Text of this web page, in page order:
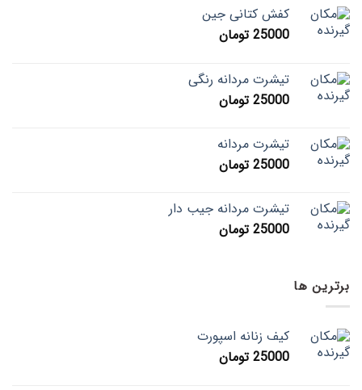
کفش کتانی جین
25000 تومان
تیشرت مردانه رنگی
25000 تومان
تیشرت مردانه
25000 تومان
تیشرت مردانه جیب دار
25000 تومان
برترین ها
کیف زنانه اسپورت
25000 تومان